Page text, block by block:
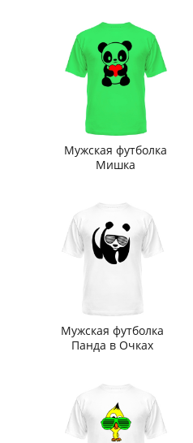
Мужская футболка
Мишка
Мужская футболка
Панда в Очках